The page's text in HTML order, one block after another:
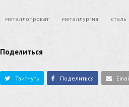
металлопрокат металлургия сталь
Поделиться
Твитнуть Поделиться